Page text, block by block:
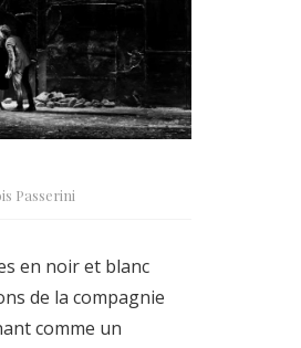
Passerini
en noir et blanc
de la compagnie
comme un